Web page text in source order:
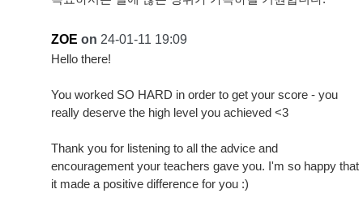
ZOE on 24-01-11 19:09
Hello there!
You worked SO HARD in order to get your score - you
really deserve the high level you achieved <3
Thank you for listening to all the advice and
encouragement your teachers gave you. I'm so happy that
it made a positive difference for you :)